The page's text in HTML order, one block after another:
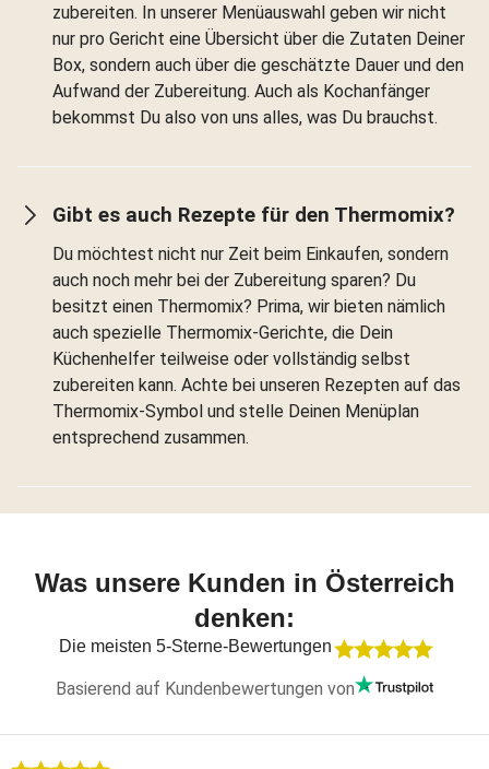
zubereiten. In unserer Menüauswahl geben wir nicht
nur pro Gericht eine Übersicht über die Zutaten Deiner
Box, sondern auch über die geschätzte Dauer und den
Aufwand der Zubereitung. Auch als Kochanfänger
bekommst Du also von uns alles, was Du brauchst.
Gibt es auch Rezepte für den Thermomix?
Du möchtest nicht nur Zeit beim Einkaufen, sondern
auch noch mehr bei der Zubereitung sparen? Du
besitzt einen Thermomix? Prima, wir bieten nämlich
auch spezielle Thermomix-Gerichte, die Dein
Küchenhelfer teilweise oder vollständig selbst
zubereiten kann. Achte bei unseren Rezepten auf das
Thermomix-Symbol und stelle Deinen Menüplan
entsprechend zusammen.
Was unsere Kunden in Österreich
denken:
Die meisten 5-Sterne-Bewertungen
Basierend auf Kundenbewertungen von